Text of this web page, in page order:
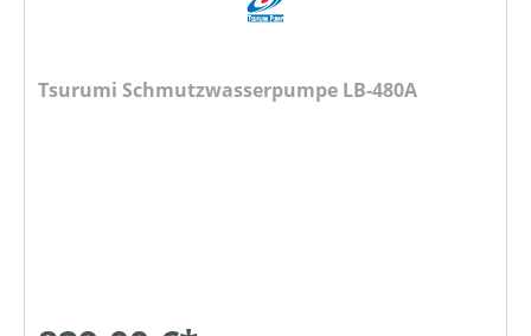
Tsurumi Schmutzwasserpumpe LB-480A